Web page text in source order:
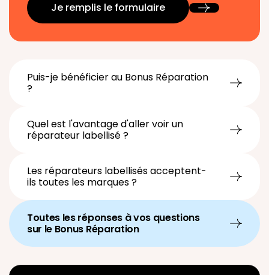
Je remplis le formulaire
Puis-je bénéficier au Bonus Réparation
?
Quel est l'avantage d'aller voir un
réparateur labellisé ?
Les réparateurs labellisés acceptent-
ils toutes les marques ?
Toutes les réponses à vos questions
sur le Bonus Réparation